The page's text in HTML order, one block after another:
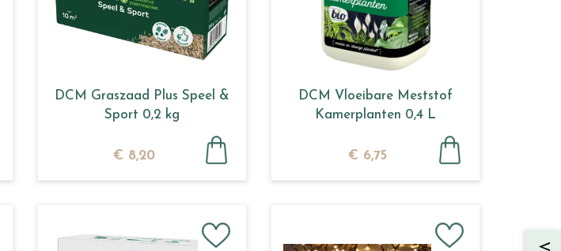
DCM Graszaad Plus Speel &
Sport 0,2 kg
€ 8,20
DCM Vloeibare Meststof
Kamerplanten 0,4 L
€ 6,75